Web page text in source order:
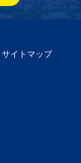
サイトマップ